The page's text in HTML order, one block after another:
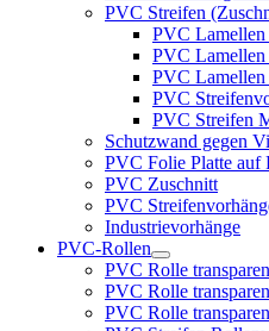
PVC Streifen
PVC Lamellen
PVC Lamellen
PVC Lamellen
PVC
PVC Streifen
Schutzwand gegen
PVC Folie Platte auf
PVC Zuschnitt
PVC
Industrievorhänge
PVC-Rollen
PVC Rolle
PVC Rolle
PVC Rolle